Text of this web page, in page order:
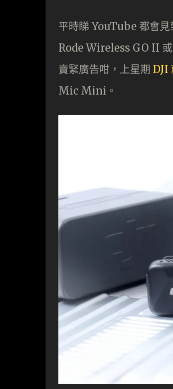
平時睇 YouTube 都會見
Rode Wireless GO II
賣緊廣告咁，上星期 DJI
Mic Mini。